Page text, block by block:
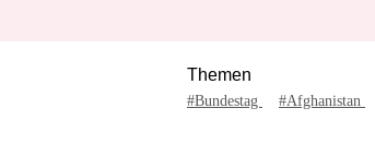
Themen
#Bundestag #Afghanistan